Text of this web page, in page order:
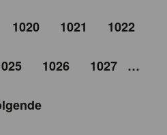
1020 1021 1022
1026 1027 …